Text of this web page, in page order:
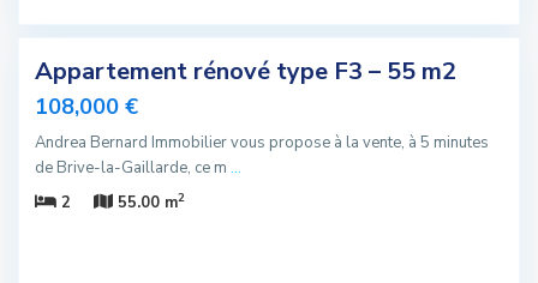
Appartement rénové type F3 – 55 m2
108,000 €
Andrea Bernard Immobilier vous propose à la vente, à 5 minutes
de Brive-la-Gaillarde, ce m ...
2
55.00 m2